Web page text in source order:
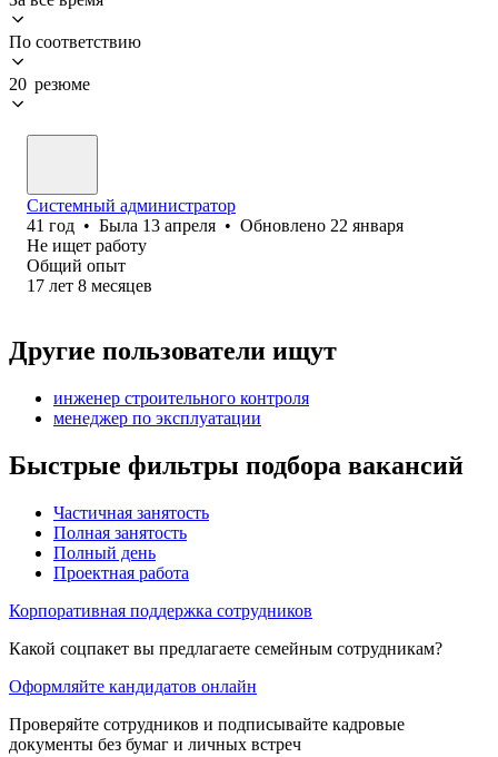
По соответствию
20 резюме
Системный администратор
41 год • Была 13 апреля • Обновлено 22 января
Не ищет работу
Общий опыт
17 лет 8 месяцев
Другие пользователи ищут
инженер строительного контроля
менеджер по эксплуатации
Быстрые фильтры подбора вакансий
Частичная занятость
Полная занятость
Полный день
Проектная работа
Корпоративная поддержка сотрудников
Какой соцпакет вы предлагаете семейным сотрудникам?
Оформляйте кандидатов онлайн
Проверяйте сотрудников и подписывайте кадровые
документы без бумаг и личных встреч